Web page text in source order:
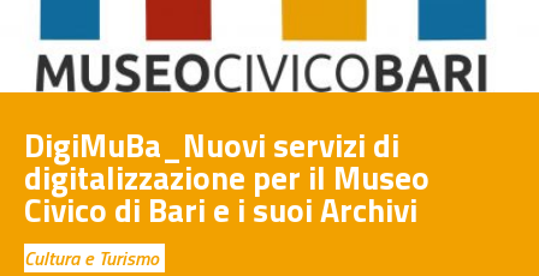
DigiMuBa_Nuovi servizi di
digitalizzazione per il Museo
Civico di Bari e i suoi Archivi
Cultura e Turismo